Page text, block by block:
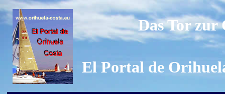
Das Tor zur
El Portal de